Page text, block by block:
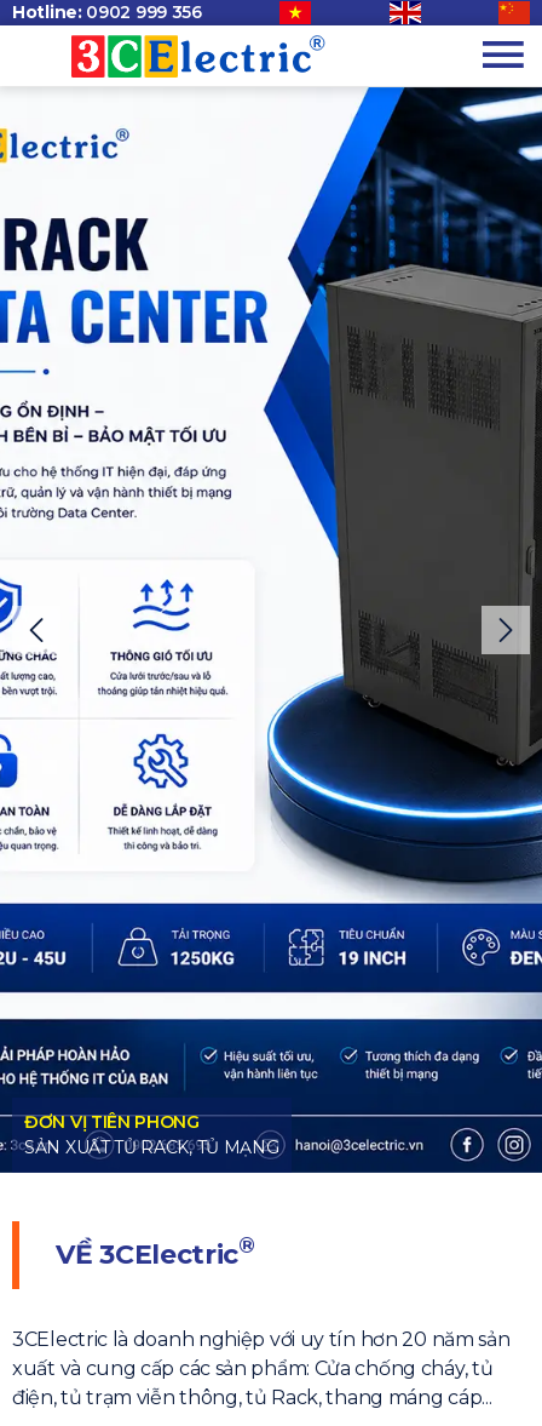
Hotline: 0902 999 356
TỦ MẠNG
VỀ3CElectric®
3CElectric là doanh nghiệp với uy tín hơn 20 năm sản
xuất và cung cấp các sản phẩm: Cửa chống cháy, tủ
điện, tủ trạm viễn thông, tủ Rack, thang máng cáp...